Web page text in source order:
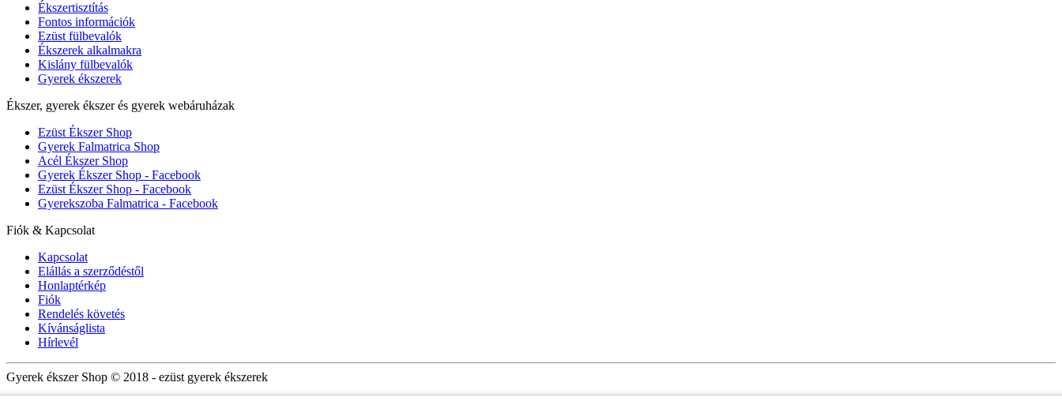
Ékszertisztítás
Fontos információk
Ezüst fülbevalók
Ékszerek alkalmakra
Kislány fülbevalók
Gyerek ékszerek
Ékszer, gyerek ékszer és gyerek webáruházak
Ezüst Ékszer Shop
Gyerek Falmatrica Shop
Acél Ékszer Shop
Gyerek Ékszer Shop - Facebook
Ezüst Ékszer Shop - Facebook
Gyerekszoba Falmatrica - Facebook
Fiók & Kapcsolat
Kapcsolat
Elállás a szerződéstől
Honlaptérkép
Fiók
Rendelés követés
Kívánságlista
Hírlevél
Gyerek ékszer Shop © 2018 - ezüst gyerek ékszerek